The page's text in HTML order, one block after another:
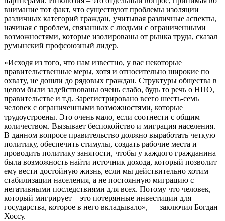
вни­мание тот факт, что существуют проблемы изоляции
различных категорий граждан, учитывая различные аспекты,
начиная с проблем, связанных с людьми с ограни­ченными
возможностями, которые изоли­рованы от рынка труда, сказал
румынский профсоюзный лидер.
«Исходя из того, что нам известно, у вас некоторые
правительственные меры, хотя и относительно широкие по
охвату, не дошли до рядовых граждан. Структуры общества в
целом были задействованы очень слабо, будь то речь о НПО,
прави­тельстве и т.д. Зарегистрировано всего шесть-семь
человек с ограниченными возможностями, которые
трудоустроены. Это очень мало, если соотнести с общим
количеством. Вызывает беспокойство и миграция населения.
В данном вопросе правительство должно выработать четкую
политику, обеспечить стимулы, создать рабочие места и
проводить политику заня­тости, чтобы у каждого гражданина
была возможность найти источник дохода, кото­рый позволит
ему вести достойную жизнь, если мы действительно хотим
стабилиза­ции населения, а не постоянную миграцию с
негативными последствиями для всех. Потому что человек,
который мигрирует – это потерянные инвестиции для
государства, которое в него вкладывало», — заклю­чил Богдан
Хоссу.